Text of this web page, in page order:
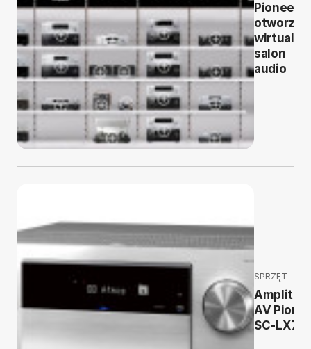
Pioneer
otworzył
wirtualny
salon
audio
SPRZĘT
AV
SC-